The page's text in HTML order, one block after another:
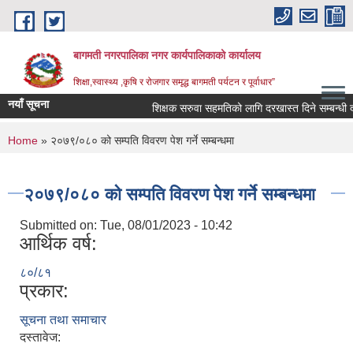
Skip to main content
बागमती नगरपालिका नगर कार्यपालिकाको कार्यालय
शिक्षा,स्वास्थ्य ,कृषि र रोजगार समृद्ध बागमती पर्यटन र पूर्वाधार”
नयाँ सूचना शिक्षक सरुवा सहमतिको लागि दरखास्त दिने
You are here
Home » २०७९/०८० को सम्पति विवरण पेश गर्ने सम्बन्धमा
२०७९/०८० को सम्पति विवरण पेश गर्ने सम्बन्धमा
Submitted on: Tue, 08/01/2023 - 10:42
आर्थिक वर्ष:
८०/८१
प्रकार:
सूचना तथा समाचार
दस्तावेज: